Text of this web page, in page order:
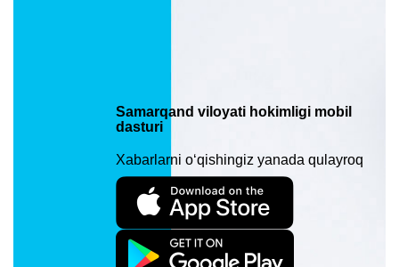
Oxirgi o‘zgarish: 23/09/2025 17:50. Ko‘rilganligi: 538
Samarqand viloyati hokimligi mobil
dasturi
Xabarlarni o‘qishingiz yanada qulayroq